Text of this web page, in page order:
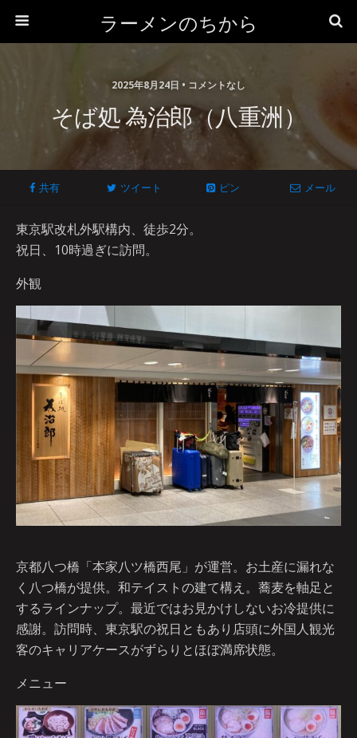
ラーメンのちから
2025年8月24日 • コメントなし
そば処 為治郎（八重洲）
共有 ツイート ピン メール
東京駅改札外駅構内、徒歩2分。
祝日、10時過ぎに訪問。
外観
京都八つ橋「本家八ツ橋西尾」が運営。お土産に漏れな
く八つ橋が提供。和テイストの建て構え。蕎麦を軸足と
するラインナップ。最近ではお見かけしないお冷提供に
感謝。訪問時、東京駅の祝日ともあり店頭に外国人観光
客のキャリアケースがずらりとほぼ満席状態。
メニュー